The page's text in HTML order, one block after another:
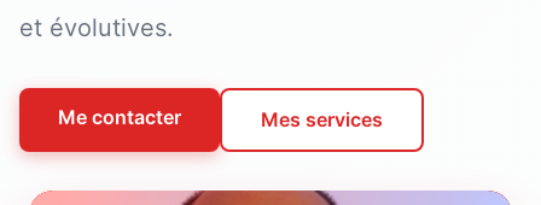
et évolutives.
Me contacter Mes services